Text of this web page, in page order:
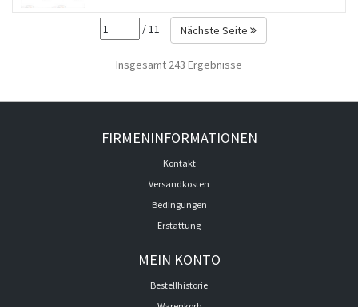
/ 11 Nächste Seite
Insgesamt 243 Ergebnisse
FIRMENINFORMATIONEN
Kontakt
Versandkosten
Bedingungen
Erstattung
MEIN KONTO
Bestellhistorie